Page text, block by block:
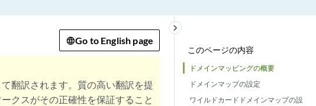
このページの内容
ドメインマッピングの概要
ドメインマップの設定
ワイルドカードドメインマップの設
keyboard_arrow_right
Go to English page
翻訳されます。質の高い翻訳を提
クスがその正確性を保証すること